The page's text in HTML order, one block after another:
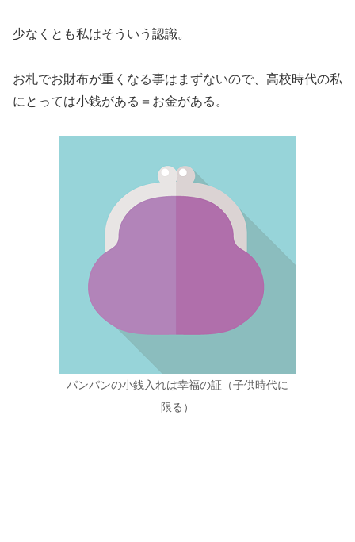
少なくとも私はそういう認識。
お札でお財布が重くなる事はまずないので、高校時代の私
にとっては小銭がある＝お金がある。
パンパンの小銭入れは幸福の証（子供時代に
限る）